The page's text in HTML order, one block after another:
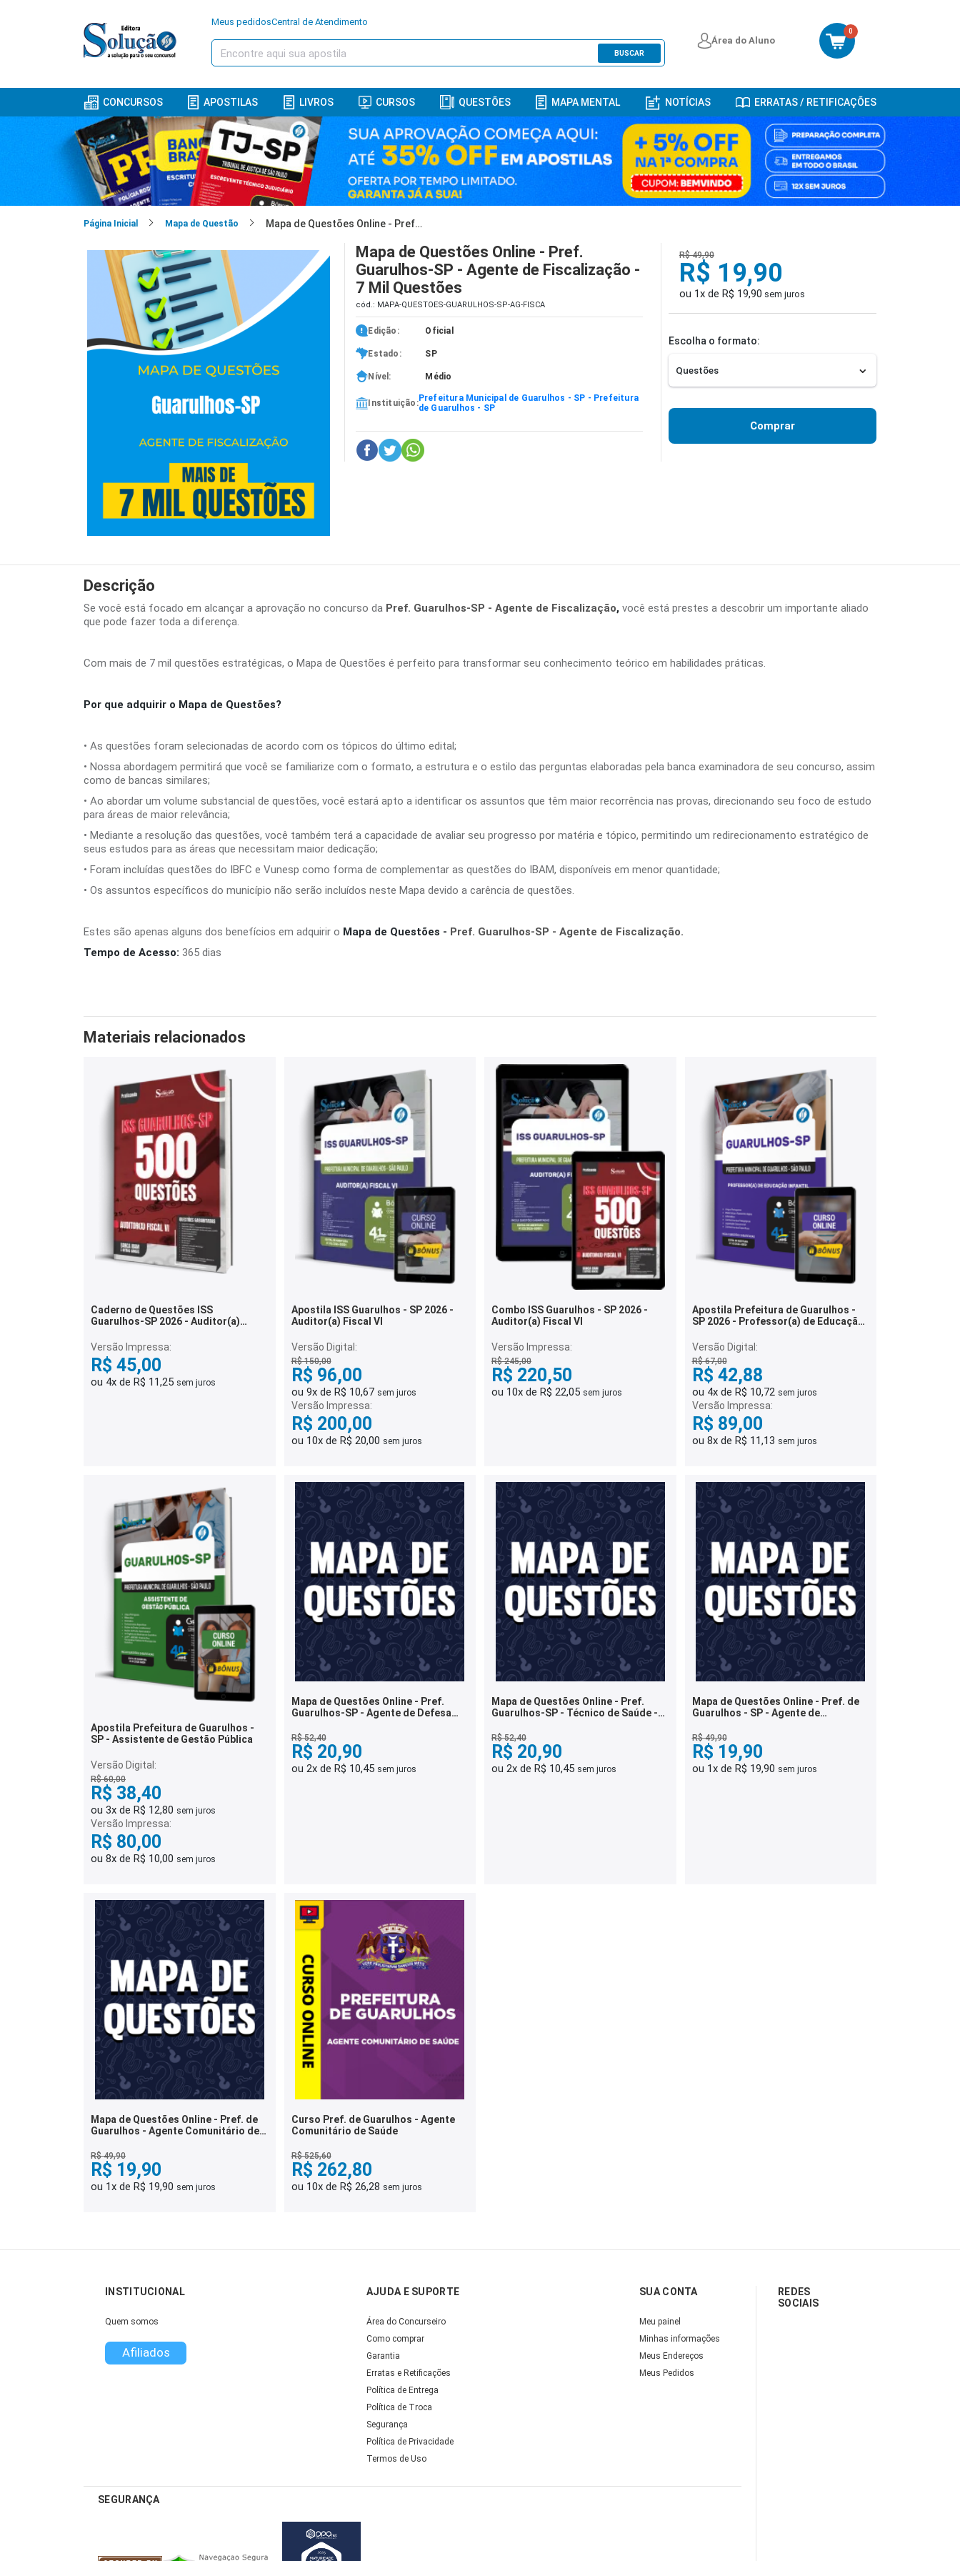
Meus pedidosCentral de Atendimento
BUSCAR
Área do Aluno
0
CONCURSOS APOSTILAS LIVROS CURSOS QUESTÕES MAPA MENTAL NOTÍCIAS ERRATAS / RETIFICAÇÕES
Página Inicial Mapa de Questão Mapa de Questões Online - Pref. Guarulhos-SP - Agente de Fiscalização - 7 Mil Questões
Mapa de Questões Online - Pref.
Guarulhos-SP - Agente de Fiscalização -
7 Mil Questões
cód.: MAPA-QUESTOES-GUARULHOS-SP-AG-FISCA
Edição: Oficial
Estado: SP
Nível: Médio
Instituição:Prefeitura Municipal de Guarulhos - SP - Prefeitura
de Guarulhos - SP
R$ 49,90
R$ 19,90
ou 1x de R$ 19,90 sem juros
Escolha o formato:
Comprar
Descrição
Se você está focado em alcançar a aprovação no concurso da Pref. Guarulhos-SP - Agente de Fiscalização, você está prestes a descobrir um importante aliado
que pode fazer toda a diferença.
Com mais de 7 mil questões estratégicas, o Mapa de Questões é perfeito para transformar seu conhecimento teórico em habilidades práticas.
Por que adquirir o Mapa de Questões?
• As questões foram selecionadas de acordo com os tópicos do último edital;
• Nossa abordagem permitirá que você se familiarize com o formato, a estrutura e o estilo das perguntas elaboradas pela banca examinadora de seu concurso, assim
como de bancas similares;
• Ao abordar um volume substancial de questões, você estará apto a identificar os assuntos que têm maior recorrência nas provas, direcionando seu foco de estudo
para áreas de maior relevância;
• Mediante a resolução das questões, você também terá a capacidade de avaliar seu progresso por matéria e tópico, permitindo um redirecionamento estratégico de
seus estudos para as áreas que necessitam maior dedicação;
• Foram incluídas questões do IBFC e Vunesp como forma de complementar as questões do IBAM, disponíveis em menor quantidade;
• Os assuntos específicos do município não serão incluídos neste Mapa devido a carência de questões.
Estes são apenas alguns dos benefícios em adquirir o Mapa de Questões - Pref. Guarulhos-SP - Agente de Fiscalização.
Tempo de Acesso: 365 dias
Materiais relacionados
Caderno de Questões ISS
Guarulhos-SP 2026 - Auditor(a)
Versão Impressa:
R$ 45,00
ou 4x de R$ 11,25 sem juros
Apostila ISS Guarulhos - SP 2026 -
Auditor(a) Fiscal VI
Versão Digital:
R$ 150,00
R$ 96,00
ou 9x de R$ 10,67 sem juros
Versão Impressa:
R$ 200,00
ou 10x de R$ 20,00 sem juros
Combo ISS Guarulhos - SP 2026 -
Auditor(a) Fiscal VI
Versão Impressa:
R$ 245,00
R$ 220,50
ou 10x de R$ 22,05 sem juros
Apostila Prefeitura de Guarulhos -
SP 2026 - Professor(a) de Educação
Versão Digital:
R$ 67,00
R$ 42,88
ou 4x de R$ 10,72 sem juros
Versão Impressa:
R$ 89,00
ou 8x de R$ 11,13 sem juros
Apostila Prefeitura de Guarulhos -
SP - Assistente de Gestão Pública
Versão Digital:
R$ 60,00
R$ 38,40
ou 3x de R$ 12,80 sem juros
Versão Impressa:
R$ 80,00
ou 8x de R$ 10,00 sem juros
Mapa de Questões Online - Pref.
Guarulhos-SP - Agente de Defesa
R$ 52,40
R$ 20,90
ou 2x de R$ 10,45 sem juros
Mapa de Questões Online - Pref.
Guarulhos-SP - Técnico de Saúde -
R$ 52,40
R$ 20,90
ou 2x de R$ 10,45 sem juros
Mapa de Questões Online - Pref. de
Guarulhos - SP - Agente de
Questões
R$ 49,90
R$ 19,90
ou 1x de R$ 19,90 sem juros
Mapa de Questões Online - Pref. de
Guarulhos - Agente Comunitário de
R$ 49,90
R$ 19,90
ou 1x de R$ 19,90 sem juros
Curso Pref. de Guarulhos - Agente
Comunitário de Saúde
R$ 525,60
R$ 262,80
ou 10x de R$ 26,28 sem juros
INSTITUCIONAL
Quem somos
Afiliados
AJUDA E SUPORTE
Área do Concurseiro
Como comprar
Garantia
Erratas e Retificações
Política de Entrega
Política de Troca
Segurança
Política de Privacidade
Termos de Uso
SUA CONTA
Meu painel
Minhas informações
Meus Endereços
Meus Pedidos
SEGURANÇA
REDES
SOCIAIS